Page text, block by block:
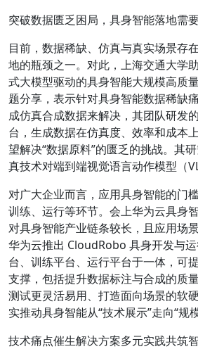
突破数据匮乏困局，具身智能落地需
目前，数据稀缺、仿真与真实场景存
地的瓶颈之一。对此，上海交通大学
式大模型驱动的具身智能大规模高质
题分享，表示针对具身智能数据稀缺
成仿真合成数据来解决，其团队研发
台，生成数据在仿真度、效率和成本
望解决“数据原料”的匮乏的挑战。其
真技术对端到端视觉语言动作模型（
对广大企业而言，应用具身智能的门
训练、运行等环节。会上华为云具身
对具身智能产业链条较长，且应用场
华为云推出 CloudRobo 具身开发与
台、训练平台、运行平台于一体，可
支撑，包括提升数据标注与合成的质
测试更灵活易用、打造面向场景的软
实推动具身智能从“技术展示”走向“规
技术痛点催生解决方案多元实践共筑